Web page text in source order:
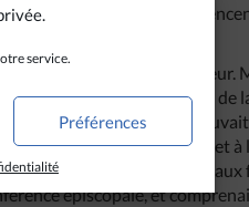
service.
Préférences
venues faire brûler de
public à leur pasteur.
parole de la civilisation de
grande sympathie
des canonisations de 1980 et
pour la représenter aux
épiscopale, et